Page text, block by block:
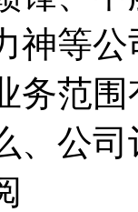
神等
务范
、公